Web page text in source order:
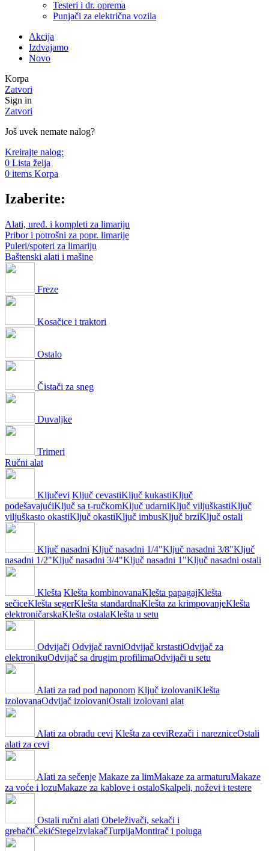
Testeri i dr. oprema
Punjači za električna vozila
Akcija
Izdvajamo
Novo
Korpa
Zatvori
Sign in
Zatvori
Još uvek nemate nalog?
Kreirajte nalog:
0 Lista želja
0 items Korpa
Izaberite:
Alati, uređ. i kompleti za limariju
Pribor i potrošni za popr. limarije
Puleri/spoteri za limariju
Baštenski alati i mašine
Freze
Kosačice i traktori
Ostalo
Čistači za sneg
Duvaljke
Trimeri
Ručni alat
Ključevi Ključ cevastiKljuč kukastiKljuč
podešavajućiKljuč sa t-ručkomKljuč udarniKljuč viljuškastiKljuč
viljuškasto okastiKljuč okastiKljuč imbusKljuč brziKljuč ostali
Ključ nasadni Ključ nasadni 1/4"Ključ nasadni 3/8"Ključ
nasadni 1/2"Ključ nasadni 3/4"Ključ nasadni 1"Ključ nasadni ostali
Klešta Klešta kombinovanaKlešta papagajKlešta
sečiceKlešta segerKlešta standardnaKlešta za krimpovanjeKlešta
elektroničarskaKlešta ostalaKlešta u setu
Odvijači Odvijač ravniOdvijač krstastiOdvijač za
elektronikuOdvijač sa drugim profilimaOdvijači u setu
Alati za rad pod naponom Ključ izolovaniKlešta
izolovanaOdvijač izolovaniOstali izolovani alat
Alati za obradu cevi Klešta za ceviRezači i narezniceOstali
alati za cevi
Alati za sečenje Makaze za limMakaze za armaturuMakaze
za voće i lozuMakaze za kablove i ostaloSkalpeli, noževi i testere
Ostali ručni alati Obeleživači, sekači i
grebačiČekićStegeIzvlakačTurpijaMontirač i poluga